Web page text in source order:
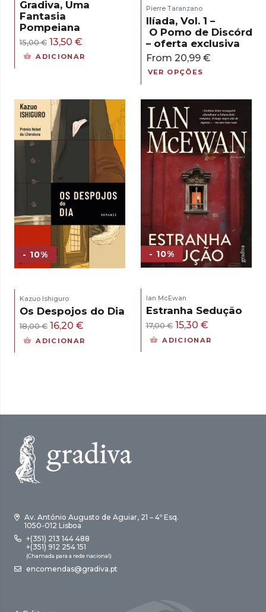
Gradiva, Uma
Fantasia
Pompeiana
15,00€ O
preço
15,00 €.
13,50 €
preço
13,50 €.
ADICIONAR
Pierre Taranzano
Ilíada, Vol. 1 –
O Pomo de Discórdia
– oferta exclusiva
From 20,99 €
VER OPÇÕES
- 10%
Kazuo Ishiguro
Os Despojos do Dia
18,00€ O
preço
16,20 €
preço
ADICIONAR
- 10%
Ian McEwan
Estranha Sedução
17,00€ O
preço
15,30 €O
preço
ADICIONAR
Av. António Augusto de Aguiar, 21 – 4º Esq.
1050-012 Lisboa
+(351) 213 144 488
+(351) 912 254 151
(Chamada para a rede nacional)
encomendas@gradiva.pt